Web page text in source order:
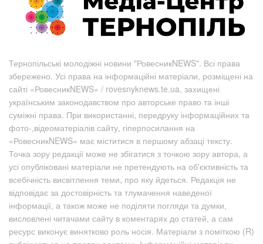
Тернопільські молодіжні новини "РовесникNEWS". Всі права
збережено. Усі права на інформаційні матеріали, розміщені на
сайті «РовесникNEWS» / rovesnyknews.te.ua, захищені
українським законодавством про авторське право та інші
суміжні права. При використанні, передруку інформаційних та
фото-,відеоматеріалів сайту, гіперпосилання на
«РовесникNEWS» має міститися в першому абзаці тексту.
Точка зору редакції може не збігатися з точкою зору автора, а
усі опубліковані матеріали не претендують на об'єктивність та
всебічність висвітлення теми, про яку йдеться. Редакція не
відповідає за достовірність та тлумачення наведеної
інформації, а також може не поділяти погляди та думки,
висловлені читачами сайту в коментарях до статей, а сам
ресурс виконує винятково роль носія. Матеріали з поміткою (R)